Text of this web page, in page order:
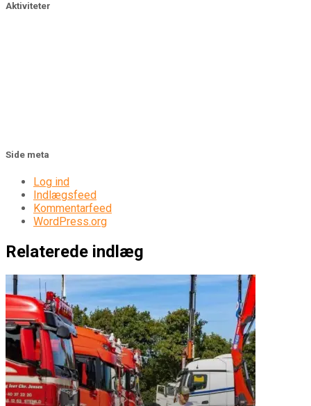
Aktiviteter
Side meta
Log ind
Indlægsfeed
Kommentarfeed
WordPress.org
Relaterede indlæg